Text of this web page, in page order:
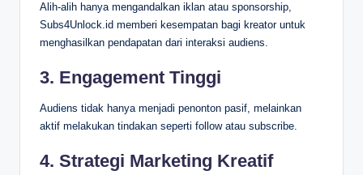
Alih-alih hanya mengandalkan iklan atau sponsorship,
Subs4Unlock.id memberi kesempatan bagi kreator untuk
menghasilkan pendapatan dari interaksi audiens.
3. Engagement Tinggi
Audiens tidak hanya menjadi penonton pasif, melainkan
aktif melakukan tindakan seperti follow atau subscribe.
4. Strategi Marketing Kreatif